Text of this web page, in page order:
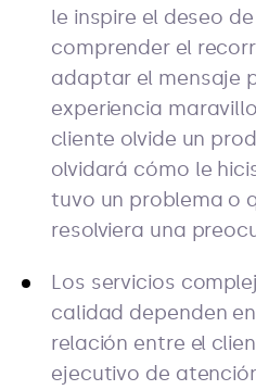
le inspire el deseo
comprender el
adaptar el mensaje
experiencia
cliente olvide un
olvidará cómo le
tuvo un problema o
resolviera una
Los servicios
calidad dependen
relación entre el
ejecutivo de